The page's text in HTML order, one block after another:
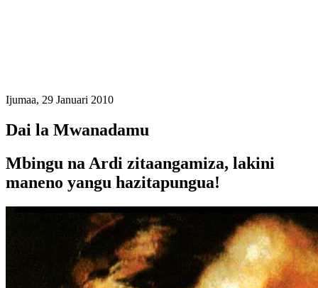
Ijumaa, 29 Januari 2010
Dai la Mwanadamu
Mbingu na Ardi zitaangamiza, lakini
maneno yangu hazitapungua!